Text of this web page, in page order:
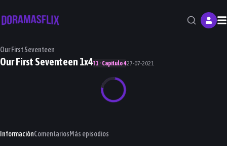
Our First Seventeen
Our First Seventeen 1x4T1 · Capítulo 427-07-2021
InformaciónComentariosMás episodios